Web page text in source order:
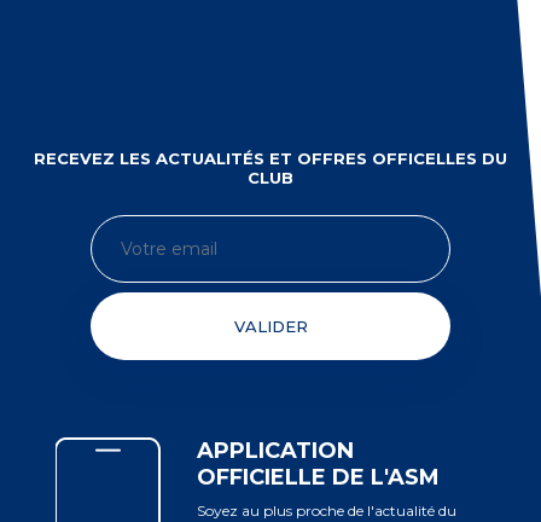
RECEVEZ LES ACTUALITÉS ET OFFRES OFFICELLES DU
CLUB
VALIDER
APPLICATION
OFFICIELLE DE L'ASM
Soyez au plus proche de l'actualité du